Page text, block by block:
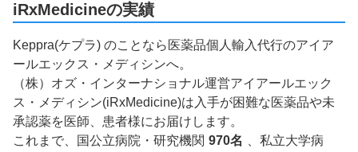
iRxMedicineの実績
Keppra(ケプラ) のことなら医薬品個人輸入代行のアイア
ールエックス・メディシンへ。
（株）オズ・インターナショナル運営アイアールエック
ス・メディシン(iRxMedicine)は入手が困難な医薬品や未
承認薬を医師、患者様にお届けします。
これまで、国公立病院・研究機関 970名
、私立大学病